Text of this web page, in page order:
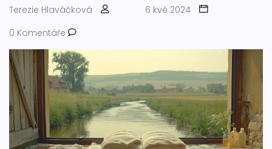
Terezie Hlaváčková
6 kvě 2024
0 Komentáře